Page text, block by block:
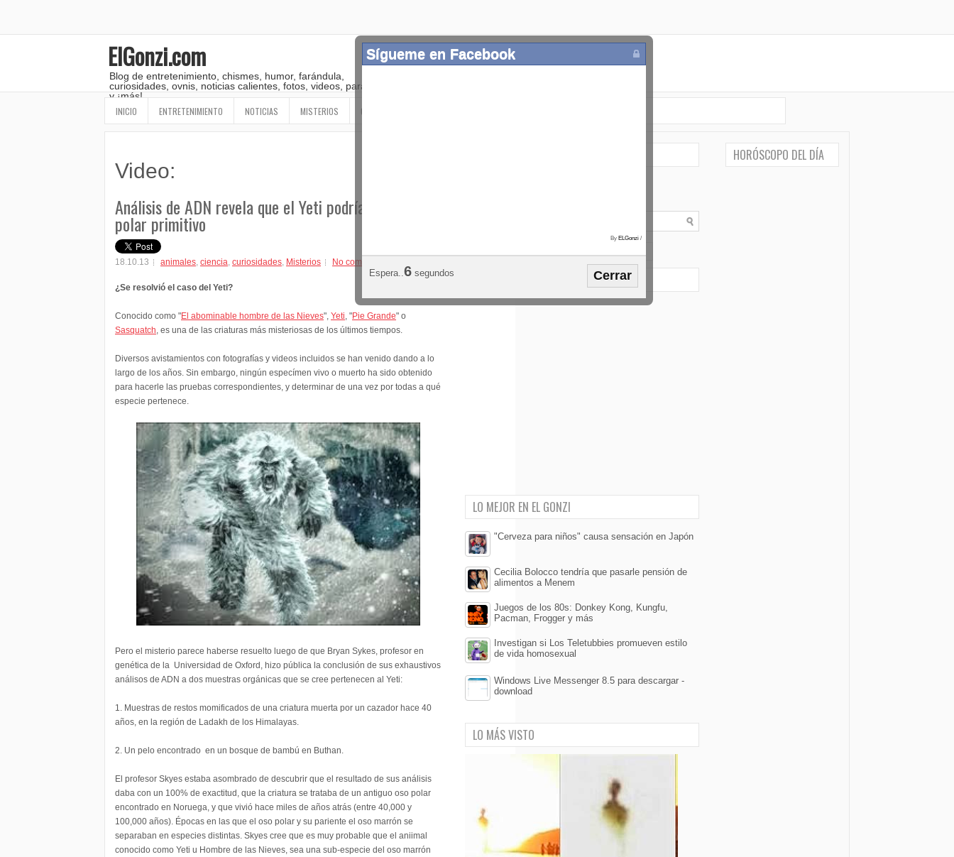
ElGonzi.com
Blog de entretenimiento, chismes, humor, farándula,
curiosidades, ovnis, noticias calientes, fotos, videos, paranormal
y ¡más!
INICIO ENTRETENIMIENTO NOTICIAS MISTERIOS OTROS
Video:
Análisis de ADN revela que el Yeti podría ser un oso
polar primitivo
18.10.13 animales, ciencia, curiosidades, Misterios No comments
¿Se resolvió el caso del Yeti?
Conocido como "El abominable hombre de las Nieves", Yeti, "Pie Grande" o
Sasquatch, es una de las criaturas más misteriosas de los últimos tiempos.
Diversos avistamientos con fotografías y videos incluidos se han venido dando a lo
largo de los años. Sin embargo, ningún especímen vivo o muerto ha sido obtenido
para hacerle las pruebas correspondientes, y determinar de una vez por todas a qué
especie pertenece.
Pero el misterio parece haberse resuelto luego de que Bryan Sykes, profesor en
genética de la Universidad de Oxford, hizo pública la conclusión de sus exhaustivos
análisos de ADN a dos muestras orgánicas que se cree pertenecen al Yeti:
1. Muestras de restos momificados de una criatura muerta por un cazador hace 40
años, en la región de Ladakh de los Himalayas.
2. Un pelo encontrado en un bosque de bambú en Buthan.
El profesor Skyes estaba asombrado de descubrir que el resultado de sus análisis
daba con un 100% de exactitud, que la criatura se trataba de un antiguo oso polar
encontrado en Noruega, y que vivió hace miles de años atrás (entre 40,000 y
100,000 años). Épocas en las que el oso polar y su pariente el oso marrón se
separaban en especies distintas. Skyes cree que es muy probable que el aniimal
conocido como Yeti u Hombre de las Nieves, sea una sub-especie del oso marrón
LO MEJOR EN EL GONZI
"Cerveza para niños" causa sensación en Japón
Cecilia Bolocco tendría que pasarle pensión de
alimentos a Menem
Juegos de los 80s: Donkey Kong, Kungfu,
Pacman, Frogger y más
Investigan si Los Teletubbies promueven estilo
de vida homosexual
Windows Live Messenger 8.5 para descargar -
download
Sígueme en Facebook
By ELGonzi /
Espera..5 segundos Cerrar
LO MÁS VISTO
HORÓSCOPO DEL DÍA